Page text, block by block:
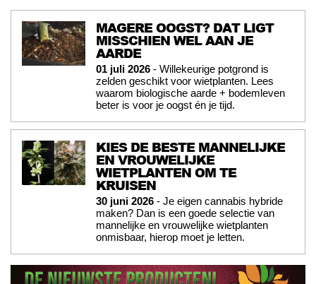
MAGERE OOGST? DAT LIGT
MISSCHIEN WEL AAN JE
AARDE
01 juli 2026 - Willekeurige potgrond is
zelden geschikt voor wietplanten. Lees
waarom biologische aarde + bodemleven
beter is voor je oogst én je tijd.
KIES DE BESTE MANNELIJKE
EN VROUWELIJKE
WIETPLANTEN OM TE
KRUISEN
30 juni 2026 - Je eigen cannabis hybride
maken? Dan is een goede selectie van
mannelijke en vrouwelijke wietplanten
onmisbaar, hierop moet je letten.